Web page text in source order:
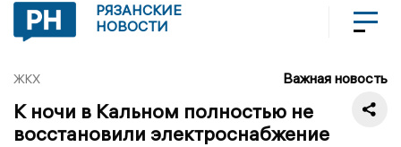
РЯЗАНСКИЕ
НОВОСТИ
ЖКХ Важная новость
К ночи в Кальном полностью не
восстановили электроснабжение